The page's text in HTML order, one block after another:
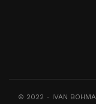
© 2022 - IVAN